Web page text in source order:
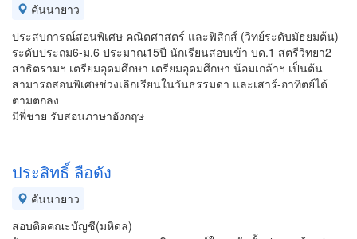
คันนายาว
ประสบการณ์สอนพิเศษ คณิตศาสตร์ และฟิสิกส์ (วิทย์ระดับมัธยมต้น)
ระดับประถม6-ม.6 ประมาณ15ปี นักเรียนสอบเข้า บด.1 สตรีวิทยา2
สาธิตรามฯ เตรียมอุดมศึกษา เตรียมอุดมศึกษา น้อมเกล้าฯ เป็นต้น
สามารถสอนพิเศษช่วงเลิกเรียนในวันธรรมดา และเสาร์-อาทิตย์ได้
ตามตกลง
มีพี่ชาย รับสอนภาษาอังกฤษ
ประสิทธิ์ ลือดัง
คันนายาว
สอบติดคณะบัญชี(มหิดล)